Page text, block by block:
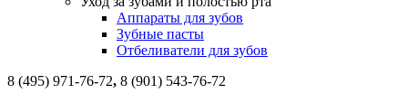
Аппараты для зубов
Зубные пасты
Отбеливатели для зубов
8 (495) 971-76-72, 8 (901) 543-76-72